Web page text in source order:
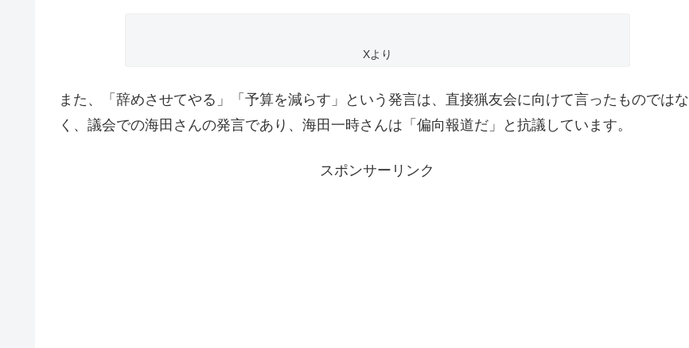
Xより
また、「辞めさせてやる」「予算を減らす」という発言は、直接猟友会に向けて言ったものではな
く、議会での海田さんの発言であり、海田一時さんは「偏向報道だ」と抗議しています。
スポンサーリンク